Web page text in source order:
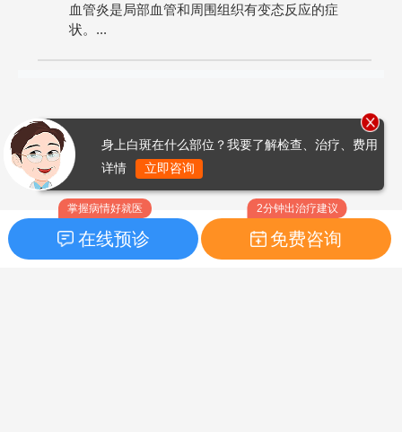
血管炎是局部血管和周围组织有变态反应的症
状。...
掌握病情好就医
在线预诊
2分钟出治疗建议
免费咨询
身上白斑在什么部位？我要了解检查、治疗、费用
详情
立即咨询